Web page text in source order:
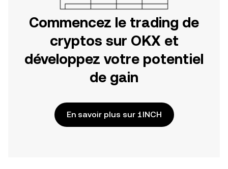
Commencez le trading de
cryptos sur OKX et
développez votre potentiel
de gain
En savoir plus sur 1INCH